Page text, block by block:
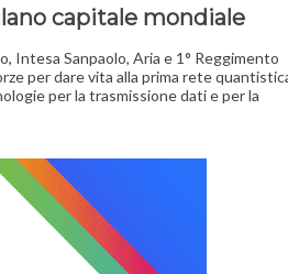
capitale mondiale
Intesa Sanpaolo, Aria e 1° Reggimento
per dare vita alla prima rete
per la trasmissione dati e per la